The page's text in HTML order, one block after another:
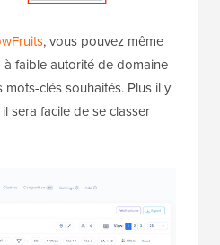
, vous pouvez même
faible autorité de domaine
clés souhaités. Plus il y
sera facile de se classer